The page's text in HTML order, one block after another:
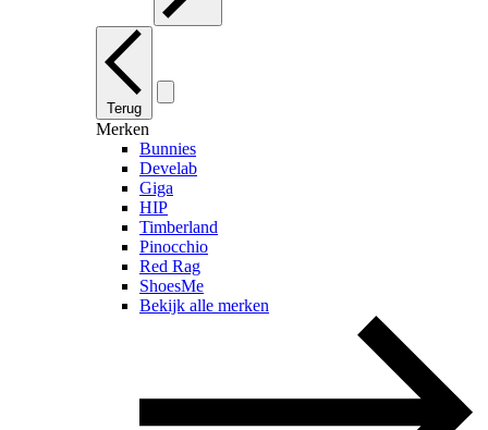
Terug
Merken
Bunnies
Develab
Giga
HIP
Timberland
Pinocchio
Red Rag
ShoesMe
Bekijk alle merken